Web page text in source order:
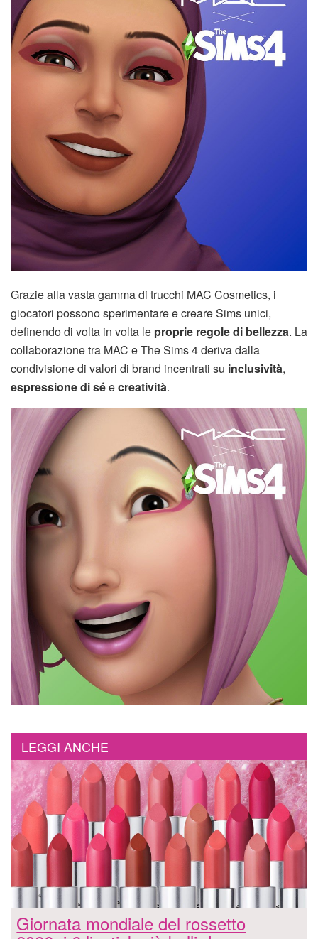
Grazie alla vasta gamma di trucchi MAC Cosmetics, i
giocatori possono sperimentare e creare Sims unici,
definendo di volta in volta le proprie regole di bellezza. La
collaborazione tra MAC e The Sims 4 deriva dalla
condivisione di valori di brand incentrati su inclusività,
espressione di séecreatività.
LEGGI ANCHE
Giornata mondiale del rossetto